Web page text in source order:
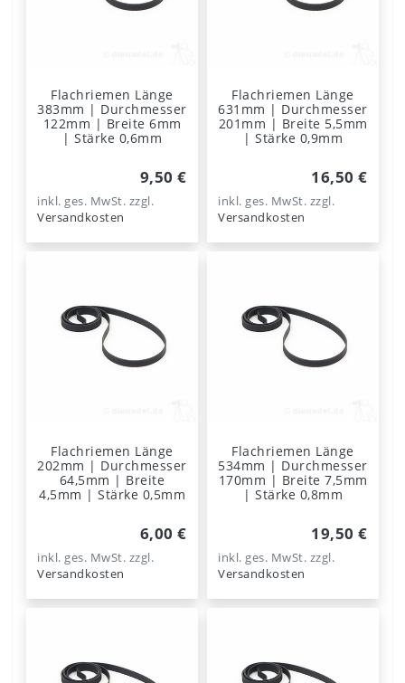
Flachriemen Länge
383mm | Durchmesser
122mm | Breite 6mm
| Stärke 0,6mm
9,50 €
inkl. ges. MwSt. zzgl.
Versandkosten
Flachriemen Länge
631mm | Durchmesser
201mm | Breite 5,5mm
| Stärke 0,9mm
16,50 €
inkl. ges. MwSt. zzgl.
Versandkosten
Flachriemen Länge
202mm | Durchmesser
64,5mm | Breite
4,5mm | Stärke 0,5mm
6,00 €
inkl. ges. MwSt. zzgl.
Versandkosten
Flachriemen Länge
534mm | Durchmesser
170mm | Breite 7,5mm
| Stärke 0,8mm
19,50 €
inkl. ges. MwSt. zzgl.
Versandkosten